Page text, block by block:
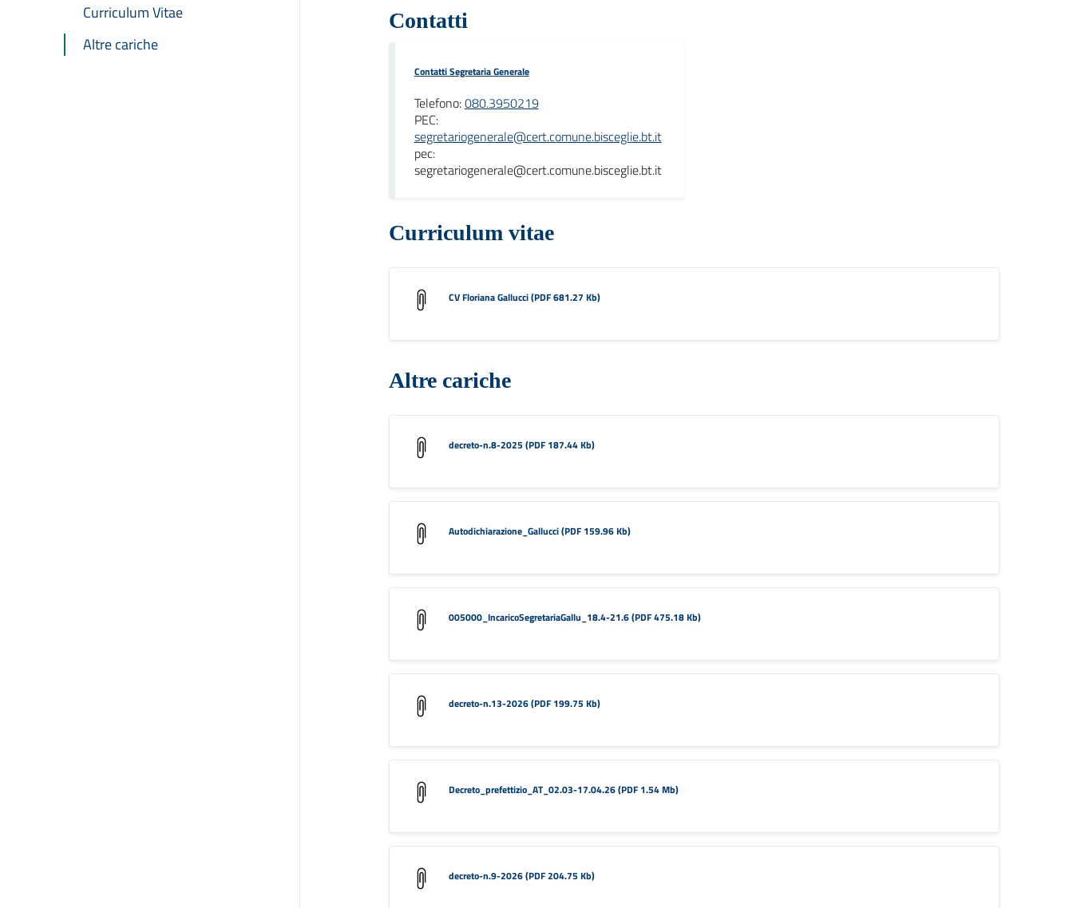
Curriculum Vitae
Altre cariche
Contatti
Contatti Segretaria Generale
Telefono:080.3950219
PEC:
segretariogenerale@cert.comune.bisceglie.bt.it
pec:
segretariogenerale@cert.comune.bisceglie.bt.it
Curriculum vitae
CV Floriana Gallucci (PDF 681.27 Kb)
Altre cariche
decreto-n.8-2025 (PDF 187.44 Kb)
Autodichiarazione_Gallucci (PDF 159.96 Kb)
005000_IncaricoSegretariaGallu_18.4-21.6 (PDF 475.18 Kb)
decreto-n.13-2026 (PDF 199.75 Kb)
Decreto_prefettizio_AT_02.03-17.04.26 (PDF 1.54 Mb)
decreto-n.9-2026 (PDF 204.75 Kb)